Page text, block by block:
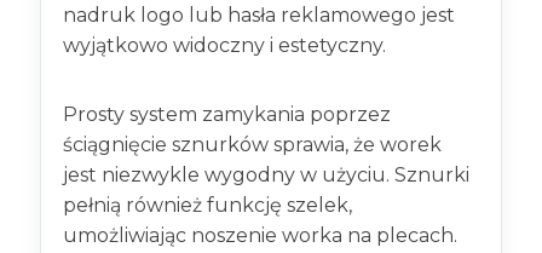
nadruk logo lub hasła reklamowego jest
wyjątkowo widoczny i estetyczny.
Prosty system zamykania poprzez
ściągnięcie sznurków sprawia, że worek
jest niezwykle wygodny w użyciu. Sznurki
pełnią również funkcję szelek,
umożliwiając noszenie worka na plecach.